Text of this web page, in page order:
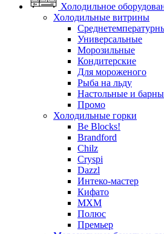
Холодильное
Холодильные витрины
Универсальные
Морозильные
Кондитерские
Для мороженого
Рыба на льду
Настольные и
Промо
Холодильные горки
Be Blocks!
Brandford
Chilz
Cryspi
Dazzl
Интеко-мастер
Кифато
МХМ
Полюс
Премьер